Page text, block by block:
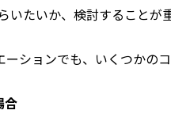
たいか、検討することが
ションでも、いくつかのコ
合